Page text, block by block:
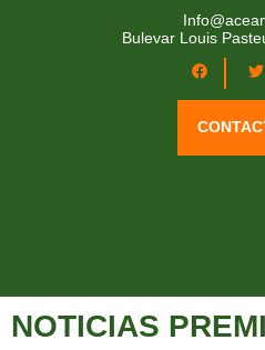
Bulevar Louis
NOTICIAS